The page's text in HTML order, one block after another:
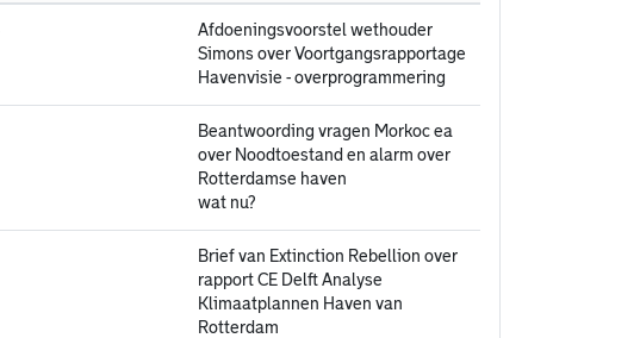
Afdoeningsvoorstel wethouder
Simons over Voortgangsrapportage
Havenvisie - overprogrammering
Beantwoording vragen Morkoc ea
over Noodtoestand en alarm over
Rotterdamse haven
wat nu?
Brief van Extinction Rebellion over
rapport CE Delft Analyse
Klimaatplannen Haven van
Rotterdam